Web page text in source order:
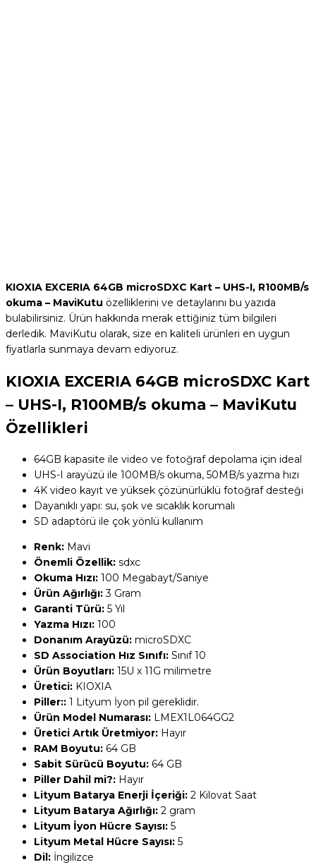
KIOXIA EXCERIA 64GB microSDXC Kart – UHS-I, R100MB/s
okuma – MaviKutu özelliklerini ve detaylarını bu yazıda
bulabilirsiniz. Ürün hakkında merak ettiğiniz tüm bilgileri
derledik. MaviKutu olarak, size en kaliteli ürünleri en uygun
fiyatlarla sunmaya devam ediyoruz.
KIOXIA EXCERIA 64GB microSDXC Kart
– UHS-I, R100MB/s okuma – MaviKutu
Özellikleri
64GB kapasite ile video ve fotoğraf depolama için ideal
UHS-I arayüzü ile 100MB/s okuma, 50MB/s yazma hızı
4K video kayıt ve yüksek çözünürlüklü fotoğraf desteği
Dayanıklı yapı: su, şok ve sıcaklık korumalı
SD adaptörü ile çok yönlü kullanım
Renk: ‎Mavi
Önemli Özellik: ‎sdxc
Okuma Hızı: ‎100 Megabayt/Saniye
Ürün Ağırlığı:‎3 Gram
Garanti Türü: ‎5 Yıl
Yazma Hızı: ‎100
Donanım Arayüzü: ‎microSDXC
SD Association Hız Sınıfı: ‎Sınıf 10
Ürün Boyutları: ‎15U x 11G milimetre
Üretici: ‎KIOXIA
Piller:: ‎1 Lityum İyon pil gereklidir.
Ürün Model Numarası: ‎LMEX1L064GG2
Üretici Artık Üretmiyor: ‎Hayır
RAM Boyutu: ‎64 GB
Sabit Sürücü Boyutu: ‎64 GB
Piller Dahil mi?: ‎Hayır
Lityum Batarya Enerji İçeriği: ‎2 Kilovat Saat
Lityum Batarya Ağırlığı: ‎2 gram
Lityum İyon Hücre Sayısı: ‎5
Lityum Metal Hücre Sayısı: ‎5
Dil: ‎İngilizce